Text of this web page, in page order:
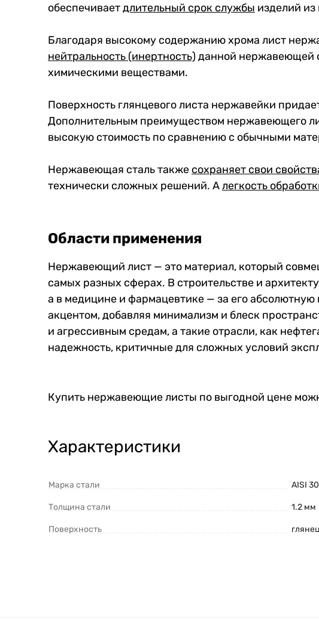
обеспечиваетдлительный срок службы изделий из
Благодаря высокому содержанию хрома лист
нейтральность (инертность) данной нержавеющей
химическими веществами.
Поверхность глянцевого листа нержавейки
Дополнительным преимуществом нержавеющего
высокую стоимость по сравнению с обычными
Нержавеющая сталь также сохраняет свои
технически сложных решений. Алегкость
Области применения
Нержавеющий лист — это материал, который
самых разных сферах. В строительстве и
а в медицине и фармацевтике — за его абсолютную
акцентом, добавляя минимализм и блеск
и агрессивным средам, а такие отрасли, как
надежность, критичные для сложных условий
Купить нержавеющие листы по выгодной цене
Характеристики
Марка стали AISI
Толщина стали 1.2 мм
Поверхность